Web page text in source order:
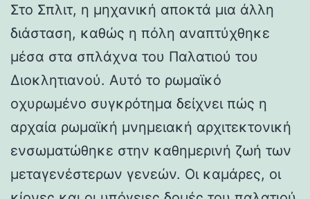
Στο Σπλιτ, η μηχανική αποκτά μια άλλη
διάσταση, καθώς η πόλη αναπτύχθηκε
μέσα στα σπλάχνα του Παλατιού του
Διοκλητιανού. Αυτό το ρωμαϊκό
οχυρωμένο συγκρότημα δείχνει πώς η
αρχαία ρωμαϊκή μνημειακή αρχιτεκτονική
ενσωματώθηκε στην καθημερινή ζωή των
μεταγενέστερων γενεών. Οι καμάρες, οι